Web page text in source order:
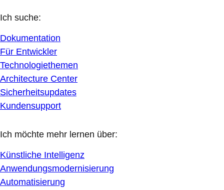
Ich suche:
Dokumentation
Für Entwickler
Technologiethemen
Architecture Center
Sicherheitsupdates
Kundensupport
Ich möchte mehr lernen über:
Künstliche Intelligenz
Anwendungsmodernisierung
Automatisierung